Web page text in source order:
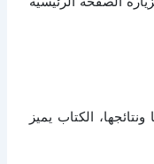
الكتاب يميز